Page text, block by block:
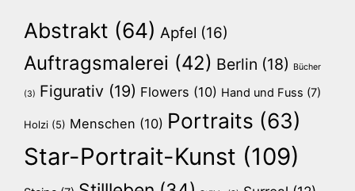
Abstrakt (64) Apfel (16)
Auftragsmalerei (42) Berlin (18) Bücher
(3) Figurativ (19) Flowers (10) Hand und Fuss (7)
Holzi (5) Menschen (10) Portraits (63)
Star-Portrait-Kunst (109)